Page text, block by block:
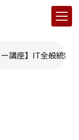
ー講座】IT全般統